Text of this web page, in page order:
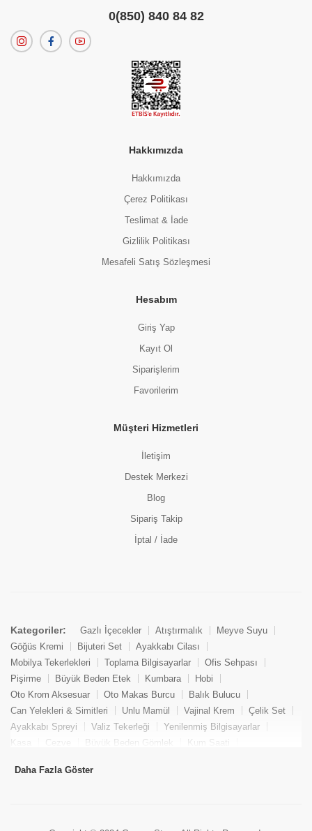
0(850) 840 84 82
Hakkımızda
Hakkımızda
Çerez Politikası
Teslimat & İade
Gizlilik Politikası
Mesafeli Satış Sözleşmesi
Hesabım
Giriş Yap
Kayıt Ol
Siparişlerim
Favorilerim
Müşteri Hizmetleri
İletişim
Destek Merkezi
Blog
Sipariş Takip
İptal / İade
Kategoriler: Gazlı İçecekler Atıştırmalık
Meyve Suyu
Göğüs Kremi
Bijuteri Set
Ayakkabı Cilası
Mobilya Tekerlekleri
Toplama Bilgisayarlar
Ofis Sehpası
Pişirme
Büyük Beden Etek Kumbara
Hobi
Oto Krom Aksesuar
Oto Makas Burcu
Balık Bulucu
Can Yelekleri & Simitleri
Unlu Mamül Vajinal Krem
Çelik Set
Ayakkabı Spreyi
Valiz Tekerleği
Yenilenmiş Bilgisayarlar
Kasa
Cezve Büyük Beden Gömlek
Kum Saati
Tekne Bağlama & Demirleme
Daha Fazla Göster